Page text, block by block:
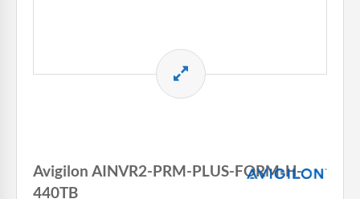
Avigilon AINVR2-PRM-PLUS-FORM-H-
440TB